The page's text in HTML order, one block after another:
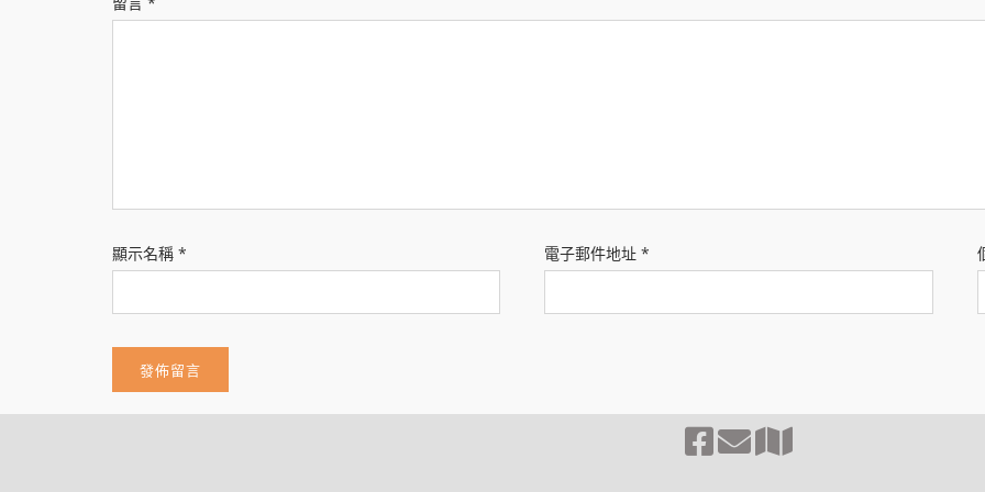
顯示名稱 * 電子郵件地址*